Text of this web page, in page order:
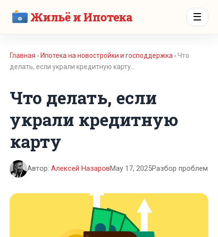
Жильё и Ипотека ☰
Главная › Ипотека на новостройки и господдержка › Что
делать, если украли кредитную карту…
Что делать, если
украли кредитную
карту
Автор: Алексей НазаровMay 17, 2025Разбор проблем